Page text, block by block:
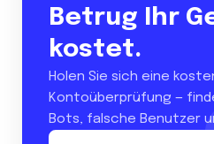
Betrug Ihr
kostet.
Holen Sie sich eine
Kontoüberprüfung —
Bots, falsche Benutzer